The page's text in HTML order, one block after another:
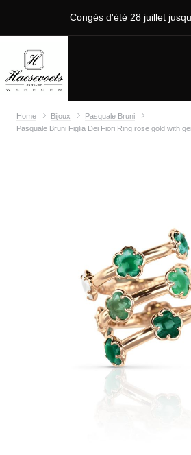
Congés d'été 28 juillet
Home Bijoux
Pasquale Bruni
Pasquale Bruni Figlia Dei Fiori Ring rose gold with